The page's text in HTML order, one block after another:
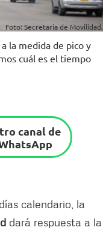
Foto: Secretaría de Movilidad.
la medida de pico y
cuál es el tiempo
canal de
calendario, la
dará respuesta a la